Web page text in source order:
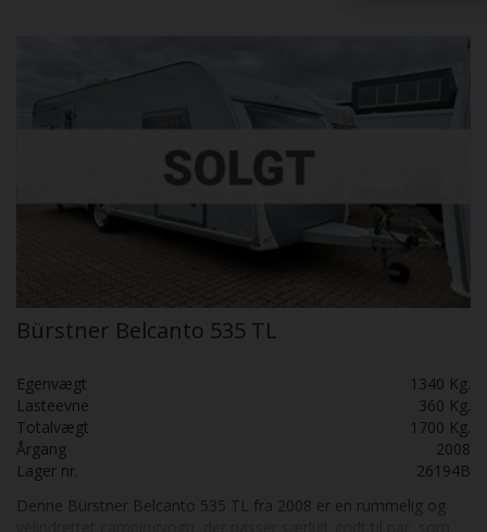
Bürstner Belcanto 535 TL
Egenvægt
1340 Kg.
Lasteevne
360 Kg.
Totalvægt
1700 Kg.
Årgang
2008
Lager nr.
26194B
Denne Bürstner Belcanto 535 TL fra 2008 er en rummelig og